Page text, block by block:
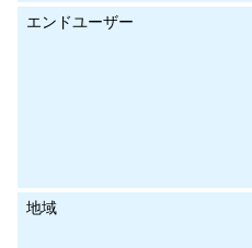
エンドユーザー
地域